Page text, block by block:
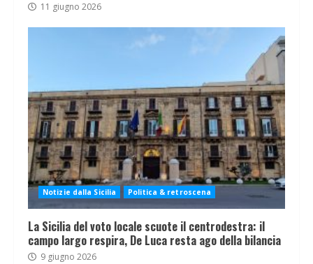
11 giugno 2026
Notizie dalla Sicilia Politica & retroscena
La Sicilia del voto locale scuote il centrodestra: il
campo largo respira, De Luca resta ago della bilancia
9 giugno 2026